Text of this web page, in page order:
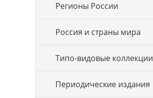
Регионы России
Россия и страны мира
Типо-видовые коллекции
Периодические издания